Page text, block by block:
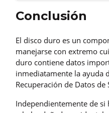
Conclusión
El disco duro es un
manejarse con extremo
duro contiene datos
inmediatamente la ayuda
Recuperación de Datos
Independientemente de